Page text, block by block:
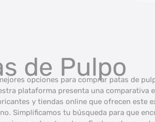
de Pulpo
opciones para comprar patas de
plataforma presenta una comparativa
y tiendas online que ofrecen este
Simplificamos tu búsqueda para que